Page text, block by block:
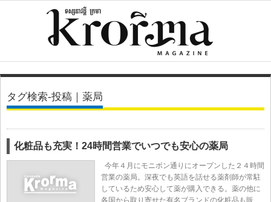
タグ検索-投稿｜薬局
化粧品も充実！24時間営業でいつでも安心の薬局
今年４月にモニボン通りにオープンした２４時間
営業の薬局。深夜でも英語を話せる薬剤師が常駐
しているため安心して薬が購入できる。薬の他に
各国から取り寄せた有名ブランドの化粧品も販